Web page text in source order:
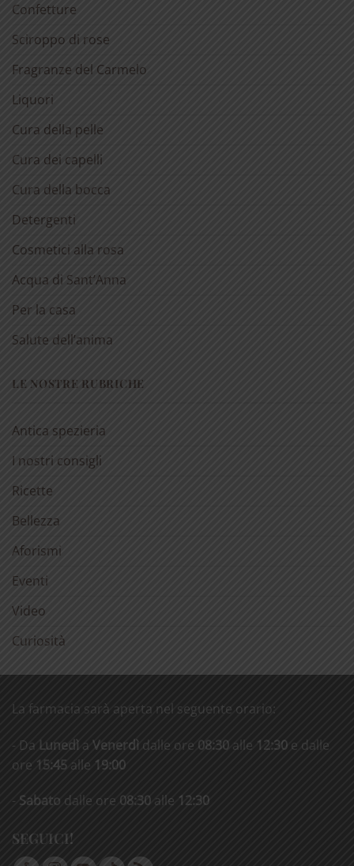
Confetture
Sciroppo di rose
Fragranze del Carmelo
Liquori
Cura della pelle
Cura dei capelli
Cura della bocca
Detergenti
Cosmetici alla rosa
Acqua di Sant’Anna
Per la casa
Salute dell’anima
LE NOSTRE RUBRICHE
Antica spezieria
I nostri consigli
Ricette
Bellezza
Aforismi
Eventi
Video
Curiosità
La farmacia sarà aperta nel seguente orario:
- Da Lunedì a Venerdì dalle ore 08:30 alle 12:30 e dalle
ore 15:45 alle 19:00
- Sabato dalle ore 08:30 alle 12:30
SEGUICI!